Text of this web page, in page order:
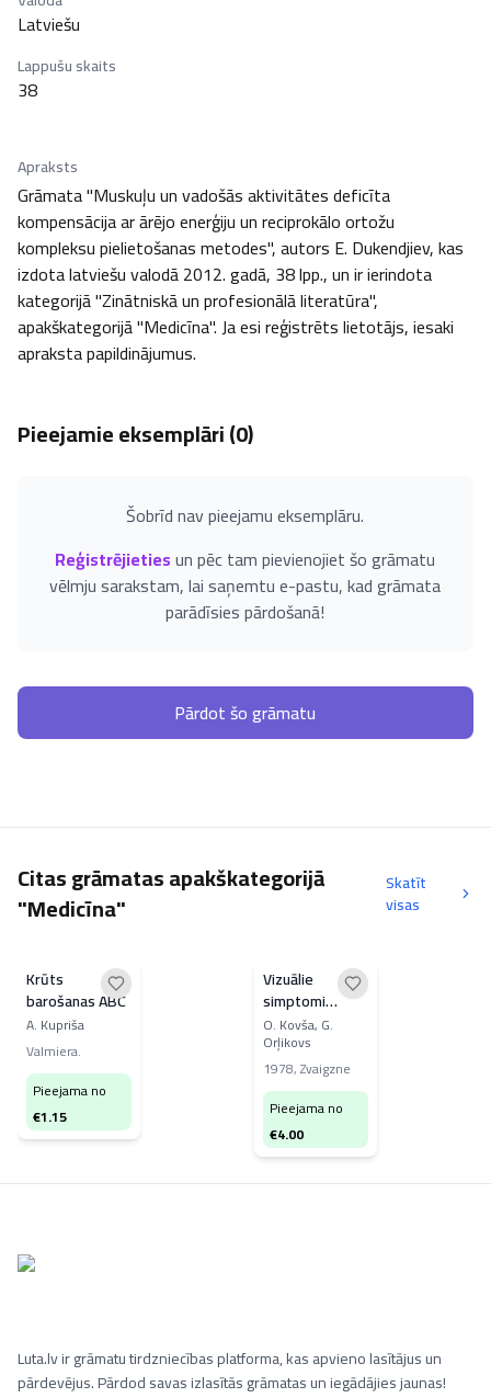
Latviešu
Lappušu skaits
38
Apraksts
Grāmata "Muskuļu un vadošās aktivitātes deficīta
kompensācija ar ārējo enerģiju un reciprokālo ortožu
kompleksu pielietošanas metodes", autors E. Dukendjiev, kas
izdota latviešu valodā 2012. gadā, 38 lpp., un ir ierindota
kategorijā "Zinātniskā un profesionālā literatūra",
apakškategorijā "Medicīna". Ja esi reģistrēts lietotājs, iesaki
apraksta papildinājumus.
Pieejamie eksemplāri (0)
Šobrīd nav pieejamu eksemplāru.
Reģistrējietiesun pēc tam pievienojiet šo grāmatu
vēlmju sarakstam, lai saņemtu e-pastu, kad grāmata
parādīsies pārdošanā!
Pārdot šo grāmatu
Citas grāmatas apakškategorijā
"Medicīna"
Skatīt
visas
Krūts
barošanas ABC
A. Kupriša
Valmiera.
Pieejama no
€1.15
Vizuālie
simptomi
iekšķīgo slimību
klīnikā
O. Kovša, G.
Orļikovs
1978,Zvaigzne
Pieejama no
€4.00
Luta.lv ir grāmatu tirdzniecības platforma, kas apvieno lasītājus un
pārdevējus. Pārdod savas izlasītās grāmatas un iegādājies jaunas!